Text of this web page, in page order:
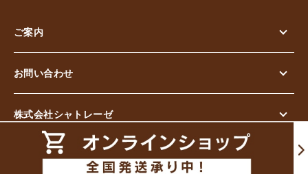
ご案内
お問い合わせ
株式会社シャトレーゼ
© Chateraise Co.,Ltd. All Rights Reserved.